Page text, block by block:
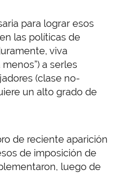
para lograr esos
las políticas de
viva
a serles
(clase no-
un alto grado de
de reciente aparición
de imposición de
luego de